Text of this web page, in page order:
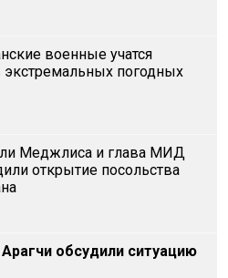
военные учатся
погодных
Меджлиса и глава МИД
открытие посольства
обсудили ситуацию